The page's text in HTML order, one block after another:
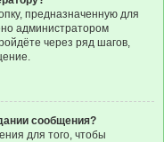
предназначенную для
администратором
через ряд шагов,
сообщения?
для того, чтобы